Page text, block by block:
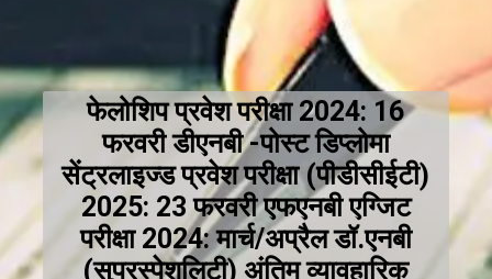
फेलोशिप प्रवेश परीक्षा 2024: 16
फरवरी डीएनबी -पोस्ट डिप्लोमा
सेंट्रलाइज्ड प्रवेश परीक्षा (पीडीसीईटी)
2025: 23 फरवरी एफएनबी एग्जिट
परीक्षा 2024: मार्च/अप्रैल डॉ.एनबी
(सुपरस्पेशलिटी) अंतिम व्यावहारिक